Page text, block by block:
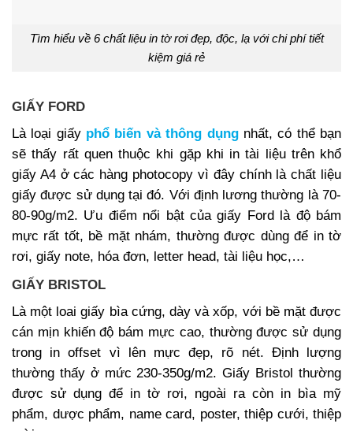
Tìm hiểu về 6 chất liệu in tờ rơi đẹp, độc, lạ với chi phí tiết
kiệm giá rẻ
GIẤY FORD
Là loại giấy phổ biến và thông dụngnhất, có thể bạn
sẽ thấy rất quen thuộc khi gặp khi in tài liệu trên khổ
giấy A4 ở các hàng photocopy vì đây chính là chất liệu
giấy được sử dụng tại đó. Với định lương thường là 70-
80-90g/m2. Ưu điểm nổi bật của giấy Ford là độ bám
mực rất tốt, bề mặt nhám, thường được dùng để in tờ
rơi, giấy note, hóa đơn, letter head, tài liệu học,…
GIẤY BRISTOL
Là một loai giấy bìa cứng, dày và xốp, với bề mặt được
cán mịn khiến độ bám mực cao, thường được sử dụng
trong in offset vì lên mực đẹp, rõ nét. Định lượng
thường thấy ở mức 230-350g/m2. Giấy Bristol thường
được sử dụng để in tờ rơi, ngoài ra còn in bìa mỹ
phẩm, dược phẩm, name card, poster, thiệp cưới, thiệp